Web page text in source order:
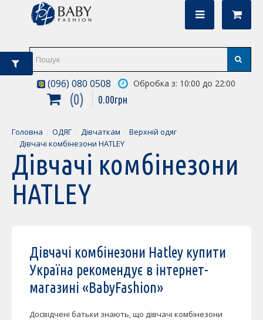
(096) 080 0508 Обробка з: 10:00 до 22:00
0 0.00грн
Головна ОДЯГ Дівчаткам
Верхній одяг
Дівчачі комбінезони HATLEY
Дівчачі комбінезони
HATLEY
Дівчачі комбінезони Hatley купити
Україна рекомендує в інтернет-
магазині «BabyFashion»
Досвідчені батьки знають, що дівчачі комбінезони